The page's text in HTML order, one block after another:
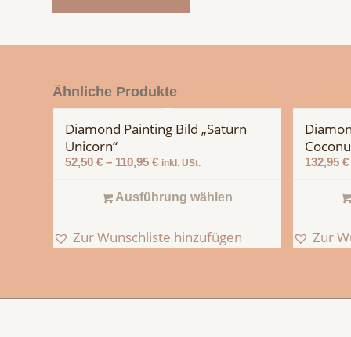
Ähnliche Produkte
Diamond Painting Bild „Saturn
Unicorn“
52,50 € – 110,95 € inkl. USt.
Ausführung wählen
Zur Wunschliste hinzufügen
132,95 €
Zur